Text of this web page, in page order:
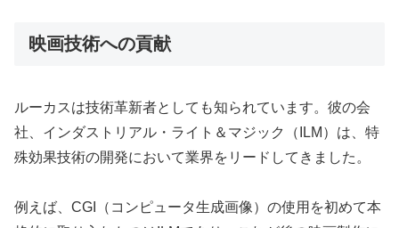
映画技術への貢献
ルーカスは技術革新者としても知られています。彼の会
社、インダストリアル・ライト＆マジック（ILM）は、特
殊効果技術の開発において業界をリードしてきました。
例えば、CGI（コンピュータ生成画像）の使用を初めて本